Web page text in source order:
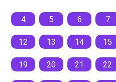
4 5 6 7
12 13 14 15
19 20 21 22